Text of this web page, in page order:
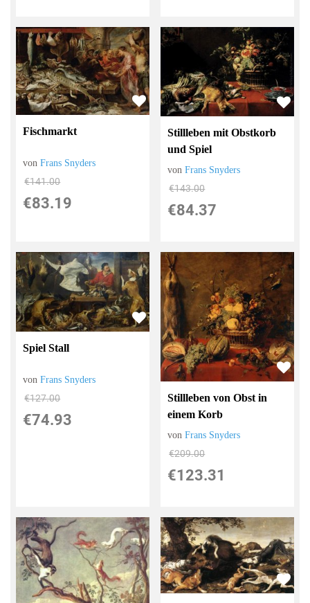
Fischmarkt
vonFrans Snyders
€141.00
€83.19
Stillleben mit Obstkorb
und Spiel
vonFrans Snyders
€143.00
€84.37
Spiel Stall
vonFrans Snyders
€127.00
€74.93
Stillleben von Obst in
einem Korb
vonFrans Snyders
€209.00
€123.31